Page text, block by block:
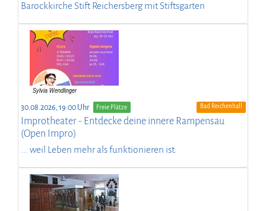
Barockkirche Stift Reichersberg mit Stiftsgarten
30.08.2026, 19:00 Uhr Freie Plätze Bad Reichenhall
Improtheater - Entdecke deine innere Rampensau
(Open Impro)
... weil Leben mehr als funktionieren ist.